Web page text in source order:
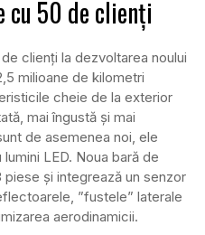
cu 50 de clienți
clienți la dezvoltarea noului
milioane de kilometri
cheie de la exterior
mai îngustă și mai
de asemenea noi, ele
LED. Noua bară de
și integrează un senzor
”fustele” laterale
aerodinamicii.